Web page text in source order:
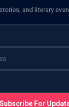
and literary
Subscribe For